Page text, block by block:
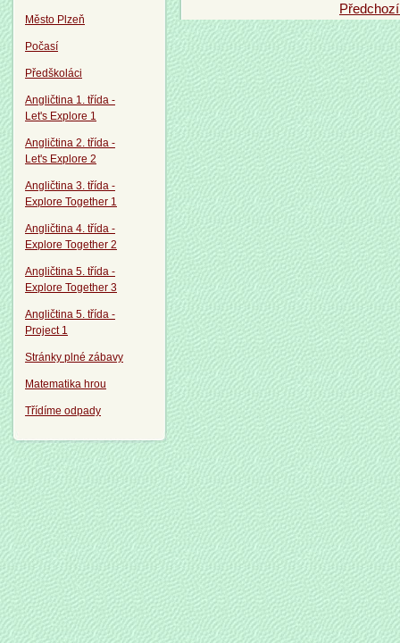
Město Plzeň
Počasí
Předškoláci
Angličtina 1. třída -
Let's Explore 1
Angličtina 2. třída -
Let's Explore 2
Angličtina 3. třída -
Explore Together 1
Angličtina 4. třída -
Explore Together 2
Angličtina 5. třída -
Explore Together 3
Angličtina 5. třída -
Project 1
Stránky plné zábavy
Matematika hrou
Třídíme odpady